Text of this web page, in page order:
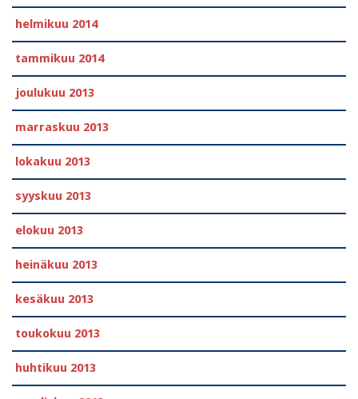
helmikuu 2014
tammikuu 2014
joulukuu 2013
marraskuu 2013
lokakuu 2013
syyskuu 2013
elokuu 2013
heinäkuu 2013
kesäkuu 2013
toukokuu 2013
huhtikuu 2013